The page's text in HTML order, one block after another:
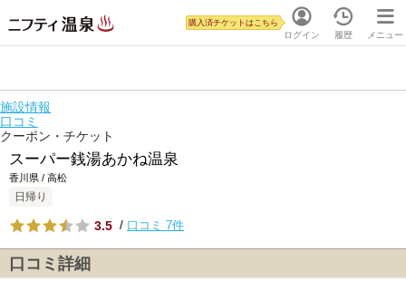
ログイン
購入済チケットはこちら
履歴 メニュー
施設情報
口コミ
クーポン・チケット
スーパー銭湯あかね温泉
香川県 / 高松
日帰り
3.5 / 口コミ 7件
口コミ詳細